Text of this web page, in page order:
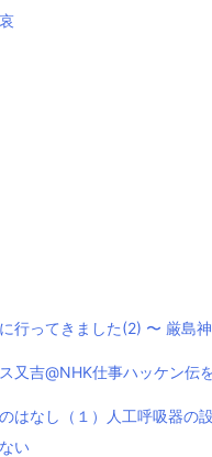
行ってきました(2) 〜 厳島
又吉@NHK仕事ハッケン伝
はなし（１）人工呼吸器の
い